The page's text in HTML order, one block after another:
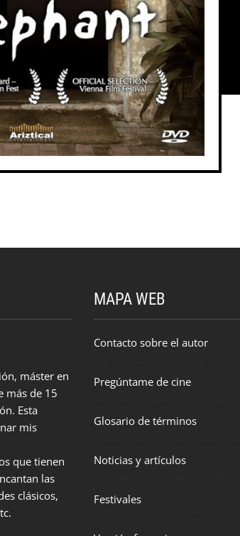
máster en
más de 15
Esta
mis
que tienen
las
clásicos,
MAPA WEB
Contacto sobre el autor
Pregúntame de cine
Glosario de términos
Noticias y artículos
Festivales